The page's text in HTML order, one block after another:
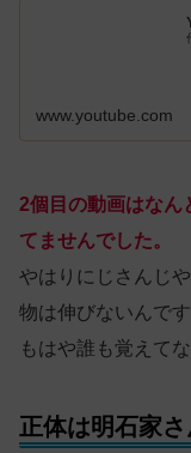
www.youtube.com
2個目の動画はなん
てませんでした。
やはりにじさんじ
物は伸びないんです
もはや誰も覚えて
正体は明石家さ